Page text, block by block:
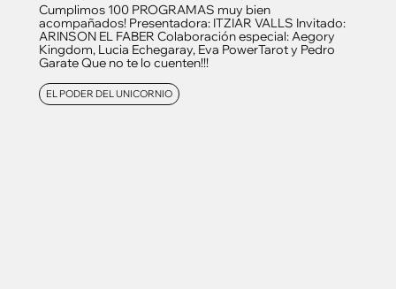
Cumplimos 100 PROGRAMAS muy bien
acompañados! Presentadora: ITZIAR VALLS Invitado:
ARINSON EL FABER Colaboración especial: Aegory
Kingdom, Lucia Echegaray, Eva PowerTarot y Pedro
Garate Que no te lo cuenten!!!
EL PODER DEL UNICORNIO